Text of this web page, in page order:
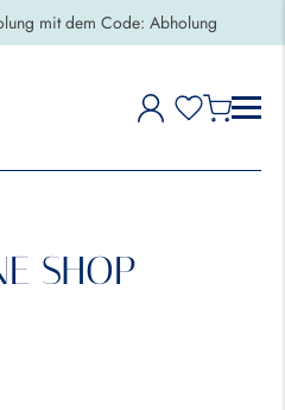
mit dem Code: Abholung
SHOP